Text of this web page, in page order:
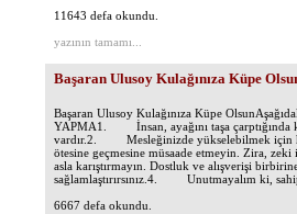
11643 defa okundu.
yazının tamamı...
Başaran Ulusoy Kulağınıza Küpe
Başaran Ulusoy Kulağınıza Küpe
YAPMA1. İnsan, ayağını taşa çarptığında
vardır.2. Mesleğinizde yükselebilmek için
ötesine geçmesine müsaade etmeyin. Zira,
asla karıştırmayın. Dostluk ve alışverişi
sağlamlaştırırsınız.4. Unutmayalım ki,
6667 defa okundu.